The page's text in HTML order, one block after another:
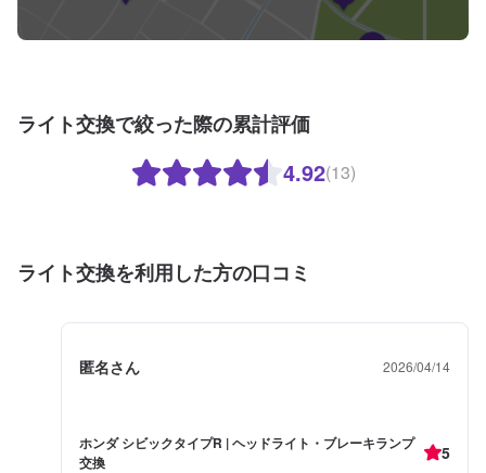
ライト交換で絞った際の累計評価
4.92(13)
ライト交換を利用した方の口コミ
匿名さん 2026/04/14
ホンダ シビックタイプR | ヘッドライト・ブレーキランプ
交換
5